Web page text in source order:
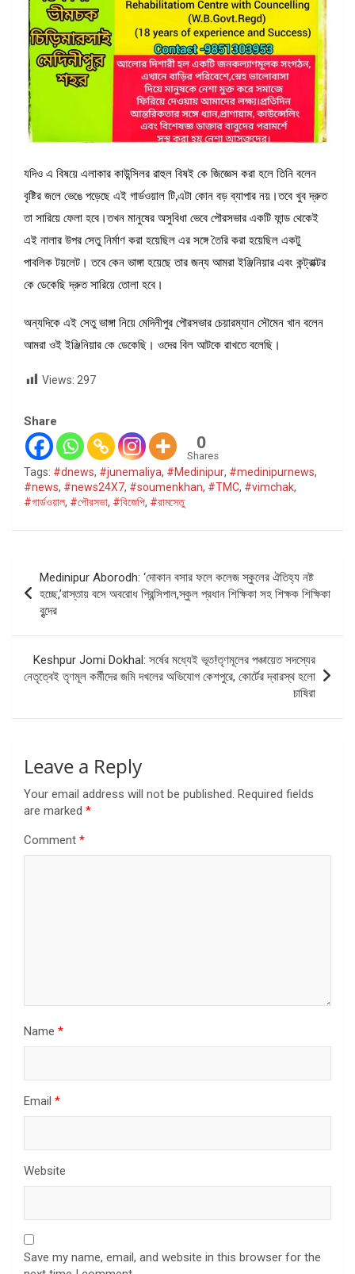
যদিও এ বিষয়ে এলাকার কাউন্সিলর রাহুল বিষই কে জিজ্ঞেস করা হলে তিনি বলেন
বৃষ্টির জলে ভেঙে পড়েছে এই গার্ডওয়াল টি,এটা কোন বড় ব্যাপার নয়।তবে খুব দ্রুত
তা সারিয়ে ফেলা হবে।তখন মানুষের অসুবিধা ভেবে পৌরসভার একটি ফান্ড থেকেই
এই নালার উপর সেতু নির্মাণ করা হয়েছিল এর সঙ্গে তৈরি করা হয়েছিল একটু
পাবলিক টয়লেট। তবে কেন ভাঙ্গা হয়েছে তার জন্য আমরা ইঞ্জিনিয়ার এবং কন্ট্রাক্টর
কে ডেকেছি দ্রুত সারিয়ে তোলা হবে।
অন্যদিকে এই সেতু ভাঙ্গা নিয়ে মেদিনীপুর পৌরসভার চেয়ারম্যান সৌমেন খান বলেন
আমরা ওই ইঞ্জিনিয়ার কে ডেকেছি। ওদের বিল আটকে রাখতে বলেছি।
Views: 297
Share
0
Shares
Tags: #dnews, #junemaliya, #Medinipur, #medinipurnews,
#news, #news24X7, #soumenkhan, #TMC, #vimchak,
#গার্ডওয়াল, #পৌরসভা, #বিজেপি, #রামসেতু
Post
navigation
Medinipur Aborodh: ‘দোকান বসার ফলে কলেজ স্কুলের ঐতিহ্য নষ্ট
হচ্ছে,’রাস্তায় বসে অবরোধ প্রিন্সিপাল,স্কুল প্রধান শিক্ষিকা সহ শিক্ষক শিক্ষিকা
বৃন্দের
Keshpur Jomi Dokhal: সর্ষের মধ্যেই ভূত!তৃণমূলের পঞ্চায়েত সদস্যের
নেতৃত্বেই তৃণমূল কর্মীদের জমি দখলের অভিযোগ কেশপুরে, কোর্টের দ্বারস্থ হলো
চাষিরা
Leave a Reply
Your email address will not be published. Required fields
are marked *
Comment *
Name *
Email *
Website
Save my name, email, and website in this browser for the